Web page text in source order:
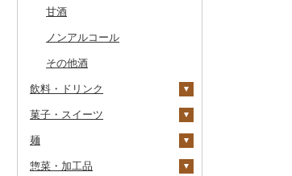
飛騨牛
近江牛
神戸牛・神戸ビーフ
但馬牛
土佐あかうし
長崎和牛
はまぐり
その他貝
金目鯛
クエ
くじら
サバ
さんま
のどぐろ
ひじき
その他海苔・海藻
その他干物
しらす・ちりめん
かまぼこ・練り製品
その他魚介・加工品
ミルキークィーン
ななつぼし
その他米
不知火・デコポン
せとか
文旦
まどんな
ポンカン
柿（カキ）
ドライフルーツ
干し柿
干し芋
その他ドライフルーツ
その他果物
びわ
ブルーベリー
栗
にんにく・生姜
その他根菜
松茸
その他きのこ
山菜
かぼちゃ
茄子
レタス
その他野菜
シャンパン・スパーク
甘酒
ノンアルコール
その他酒
飲料・ドリンク
水・ミネラルウォーター
飲料
茶
菓子・スイーツ
クッキー
麺
ラーメン
惣菜・加工品